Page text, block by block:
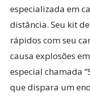
especializada em
distância. Seu kit
rápidos com seu
causa explosões
especial chamada
que dispara um